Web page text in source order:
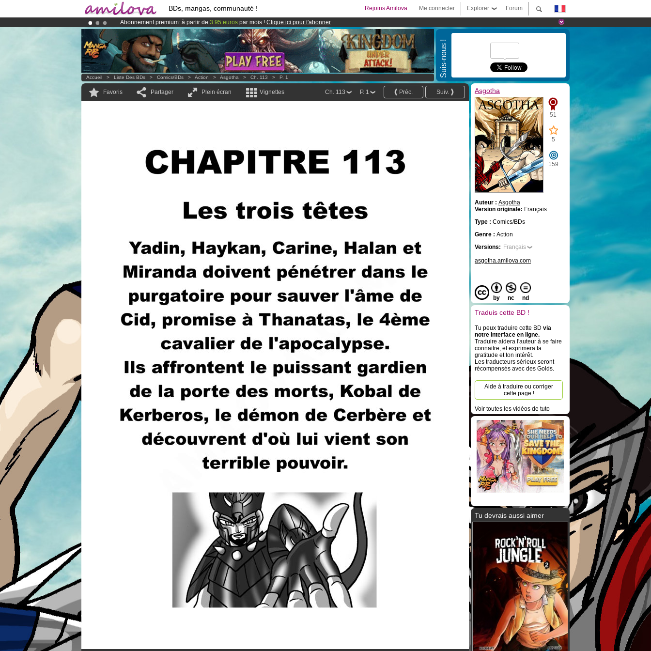
BDs, mangas, communauté ! Forum
Explorer
Me connecter
Rejoins Amilova
Abonnement premium: à partir de 3.95 euros par mois ! Clique ici pour t'abonner
Déjà 100000membreset 1000BDs & Mangas!
LeKickstarter Amilova est désormais lancé
Suis-nous !
Accueil > Liste Des BDs > Comics/BDs > Action > Asgotha > Ch. 113 > P. 1
Favoris Partager Plein écran Vignettes Suiv.
Préc.
P. 1
Ch. 113 Asgotha
51
5
159
Auteur : Asgotha
Version originale: Français
Type : Comics/BDs
Genre : Action
Versions: Français
asgotha.amilova.com
by nc nd
Traduis cette BD !
Tu peux traduire cette BD via
notre interface en ligne.
Traduire aidera l'auteur à se faire
connaitre, et exprimera ta
gratitude et ton intérêt.
Les traducteurs sérieux seront
récompensés avec des Golds.
Aide à traduire ou corriger
cette page !
Voir toutes les vidéos de tuto
Tu devrais aussi aimer